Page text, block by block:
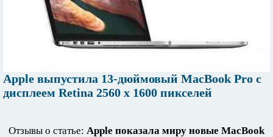
Apple выпустила 13-дюймовый MacBook Pro с
дисплеем Retina 2560 x 1600 пикселей
Отзывы о статье: Apple показала миру новые MacBook